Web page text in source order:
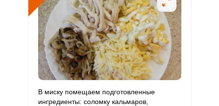
В миску помещаем подготовленные
ингредиенты: соломку кальмаров,